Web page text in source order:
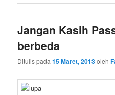
Jangan Kasih
berbeda
Ditulis pada15 Maret, 2013oleh